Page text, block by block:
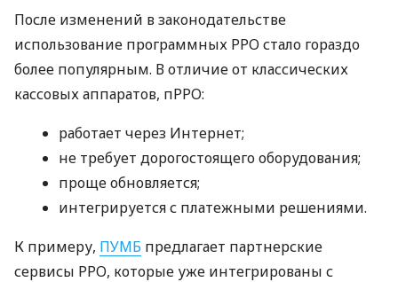
После изменений в законодательстве
использование программных РРО стало гораздо
более популярным. В отличие от классических
кассовых аппаратов, пРРО:
работает через Интернет;
не требует дорогостоящего оборудования;
проще обновляется;
интегрируется с платежными решениями.
К примеру, ПУМБ предлагает партнерские
сервисы РРО, которые уже интегрированы с